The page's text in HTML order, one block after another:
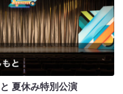
夏休み特別公演